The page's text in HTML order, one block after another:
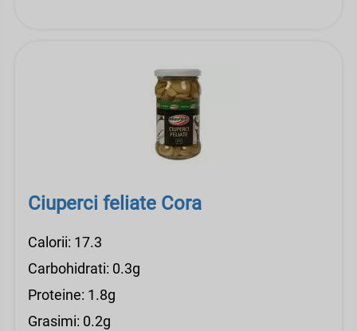
Ciuperci feliate Cora
Calorii: 17.3
Carbohidrati: 0.3g
Proteine: 1.8g
Grasimi: 0.2g